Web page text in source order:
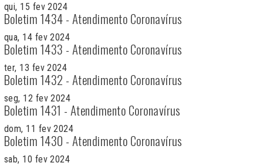
qui, 15 fev 2024
Boletim 1434 - Atendimento Coronavírus
qua, 14 fev 2024
Boletim 1433 - Atendimento Coronavírus
ter, 13 fev 2024
Boletim 1432 - Atendimento Coronavírus
seg, 12 fev 2024
Boletim 1431 - Atendimento Coronavírus
dom, 11 fev 2024
Boletim 1430 - Atendimento Coronavírus
sab, 10 fev 2024